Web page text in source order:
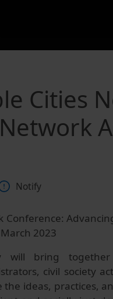
Cities
Notify
Conference:
2023
will bring together
civil society
ideas, practices,